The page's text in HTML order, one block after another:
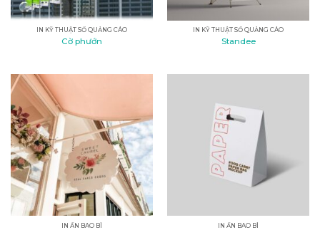
IN KỸ THUẬT SỐ QUẢNG CÁO
Cờ phướn
IN KỸ THUẬT SỐ QUẢNG CÁO
Standee
IN ẤN BAO BÌ IN ẤN BAO BÌ